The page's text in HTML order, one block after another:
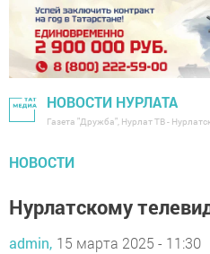
НОВОСТИ НУРЛАТА
Газета "Дружба", Нурлат ТВ -
НОВОСТИ
Нурлатскому
admin, 15 марта 2025 - 11:30